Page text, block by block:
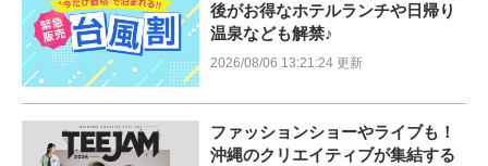
後がお得なホテルランチや日帰り
温泉なども解禁♪
2026/08/06 13:21:24 更新
ファッションショーやライブも！
沖縄のクリエイティブが集結する